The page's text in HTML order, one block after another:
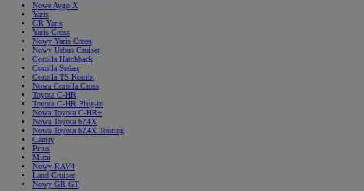
Nowe Aygo X
Yaris
GR Yaris
Yaris Cross
Nowy Yaris Cross
Nowy Urban Cruiser
Corolla Hatchback
Corolla Sedan
Corolla TS Kombi
Nowa Corolla Cross
Toyota C-HR
Toyota C-HR Plug-in
Nowa Toyota C-HR+
Nowa Toyota bZ4X
Nowa Toyota bZ4X Touring
Camry
Prius
Mirai
Nowy RAV4
Land Cruiser
Nowy GR GT